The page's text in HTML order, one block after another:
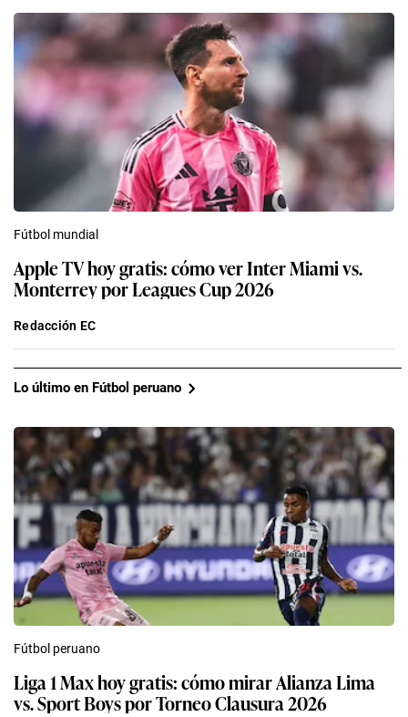
Fútbol mundial
Apple TV hoy gratis: cómo ver Inter Miami vs.
Monterrey por Leagues Cup 2026
Redacción EC
Lo último en Fútbol peruano
Fútbol peruano
Liga 1 Max hoy gratis: cómo mirar Alianza Lima
vs. Sport Boys por Torneo Clausura 2026